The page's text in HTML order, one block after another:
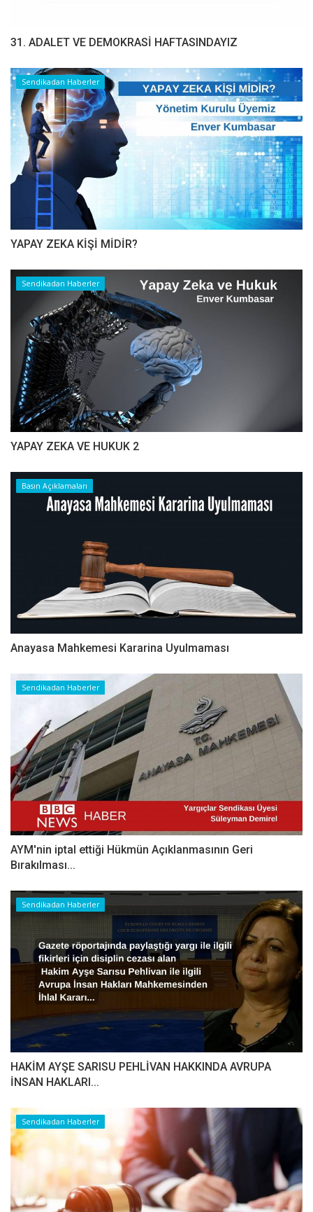
31. ADALET VE DEMOKRASİ HAFTASINDAYIZ
Sendikadan Haberler
YAPAY ZEKA KİŞİ MİDİR?
Sendikadan Haberler
YAPAY ZEKA VE HUKUK 2
Basın Açıklamaları
Anayasa Mahkemesi Kararina Uyulmaması
Sendikadan Haberler
AYM'nin iptal ettiği Hükmün Açıklanmasının Geri
Bırakılması...
Sendikadan Haberler
HAKİM AYŞE SARISU PEHLİVAN HAKKINDA AVRUPA
İNSAN HAKLARI...
Sendikadan Haberler